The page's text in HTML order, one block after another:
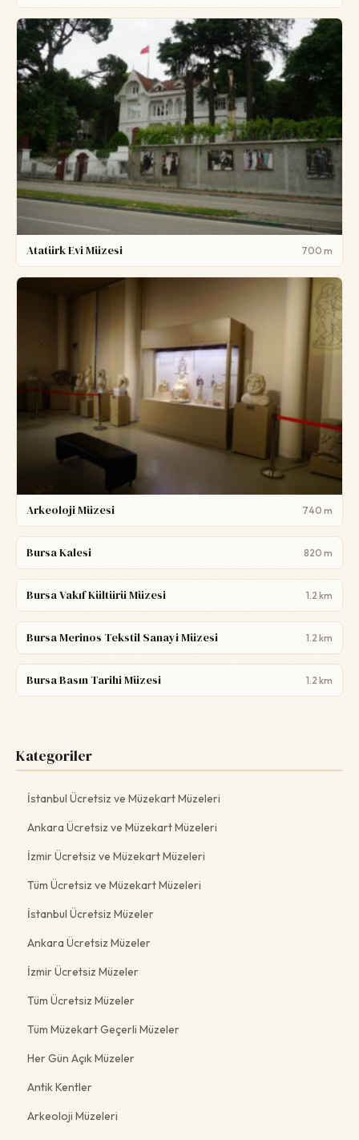
Atatürk Evi Müzesi 700 m
Arkeoloji Müzesi 740 m
Bursa Kalesi 820 m
Bursa Vakıf Kültürü Müzesi 1.2 km
Bursa Merinos Tekstil Sanayi Müzesi 1.2 km
Bursa Basın Tarihi Müzesi 1.2 km
Kategoriler
İstanbul Ücretsiz ve Müzekart Müzeleri
Ankara Ücretsiz ve Müzekart Müzeleri
İzmir Ücretsiz ve Müzekart Müzeleri
Tüm Ücretsiz ve Müzekart Müzeleri
İstanbul Ücretsiz Müzeler
Ankara Ücretsiz Müzeler
İzmir Ücretsiz Müzeler
Tüm Ücretsiz Müzeler
Tüm Müzekart Geçerli Müzeler
Her Gün Açık Müzeler
Antik Kentler
Arkeoloji Müzeleri